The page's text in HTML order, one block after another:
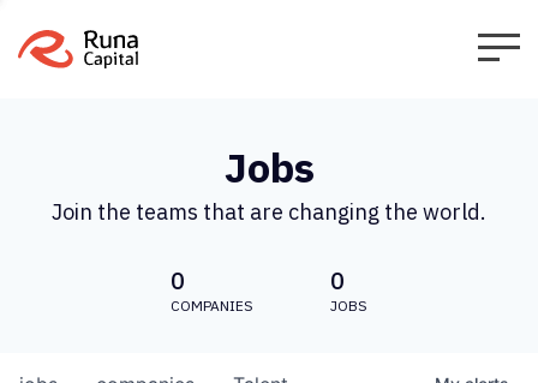
Jobs
Join the teams that are changing the world.
0
COMPANIES
0
JOBS